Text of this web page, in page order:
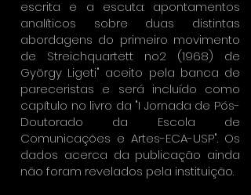
escrita e a escuta: apontamentos
analíticos sobre duas distintas
abordagens do primeiro movimento
de Streichquartett no2 (1968) de
György Ligeti" aceito pela banca de
pareceristas e será incluído como
capítulo no livro da "I Jornada de Pós-
Doutorado da Escola de
Comunicações e Artes-ECA-USP". Os
dados acerca da publicação ainda
não foram revelados pela instituição.